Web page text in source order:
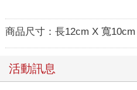
商品尺寸： 長12cm X 寬
活動訊息